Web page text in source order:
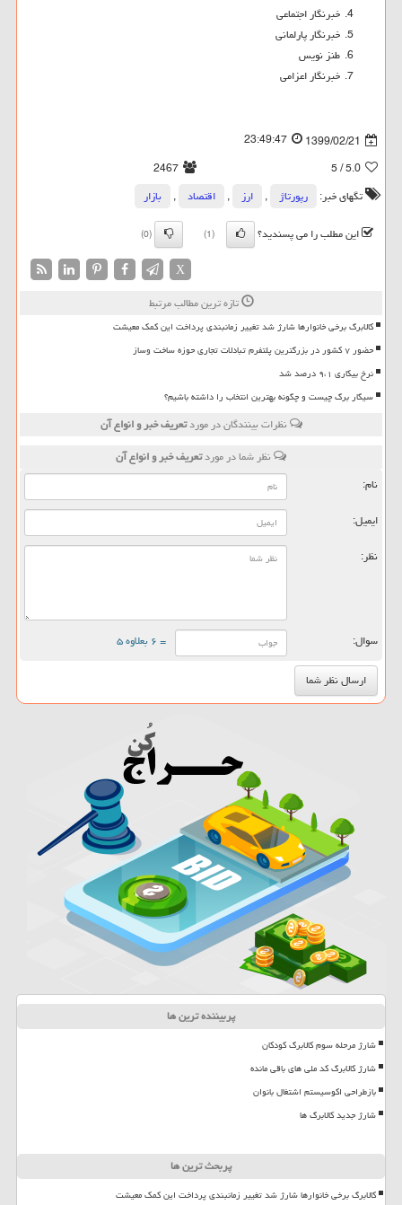
خبرنگار اجتماعی
خبرنگار پارلمانی
طنز نویس
خبرنگار اعزامی
1399/02/21
23:49:47
5.0
/ 5
2467
تگهای خبر:
رپورتاژ , ارز , اقتصاد ,
بازار
این مطلب را می پسندید؟
(1)
(0)
X
تازه ترین مطالب مرتبط
کالابرگ برخی خانوارها شارژ شد تغییر زمانبندی پرداخت این کمک معیشت
حضور ۷ کشور در بزرگترین پلتفرم تبادلات تجاری حوزه ساخت وساز
نرخ بیکاری ۹،۱ درصد شد
سیگار برگ چیست و چگونه بهترین انتخاب را داشته باشیم؟
نظرات بینندگان در موردتعریف خبر و انواع آن
نظر شما در موردتعریف خبر و انواع آن
نام:
ایمیل:
نظر:
سوال: = ۶ بعلاوه ۵
پربیننده ترین ها
شارژ مرحله سوم کالابرگ کودکان
شارژ کالابرگ کد ملی های باقی مانده
بازطراحی اکوسیستم اشتغال بانوان
شارژ جدید کالابرگ ها
پربحث ترین ها
کالابرگ برخی خانوارها شارژ شد تغییر زمانبندی پرداخت این کمک معیشت